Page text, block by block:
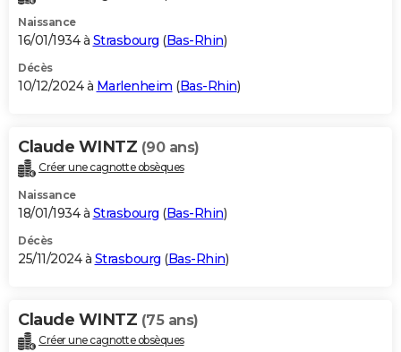
Naissance
16/01/1934 à Strasbourg (Bas-Rhin)
Décès
10/12/2024 à Marlenheim (Bas-Rhin)
Claude WINTZ (90 ans)
Créer une cagnotte obsèques
Naissance
18/01/1934 à Strasbourg (Bas-Rhin)
Décès
25/11/2024 à Strasbourg (Bas-Rhin)
Claude WINTZ (75 ans)
Créer une cagnotte obsèques